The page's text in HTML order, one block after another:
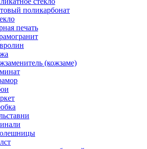
поликарбонат
печать
(кожзаме)